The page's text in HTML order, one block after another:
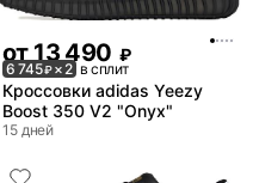
от 13 490 ₽
6 745₽× 2 в сплит
Кроссовки adidas Yeezy
Boost 350 V2 "Onyx"
15 дней